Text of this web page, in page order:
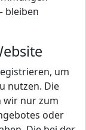
bleiben
um
nutzen. Die
wir nur zum
oder